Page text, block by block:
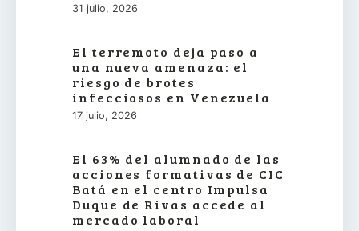
31 julio, 2026
El terremoto deja paso a
una nueva amenaza: el
riesgo de brotes
infecciosos en Venezuela
17 julio, 2026
El 63% del alumnado de las
acciones formativas de CIC
Batá en el centro Impulsa
Duque de Rivas accede al
mercado laboral